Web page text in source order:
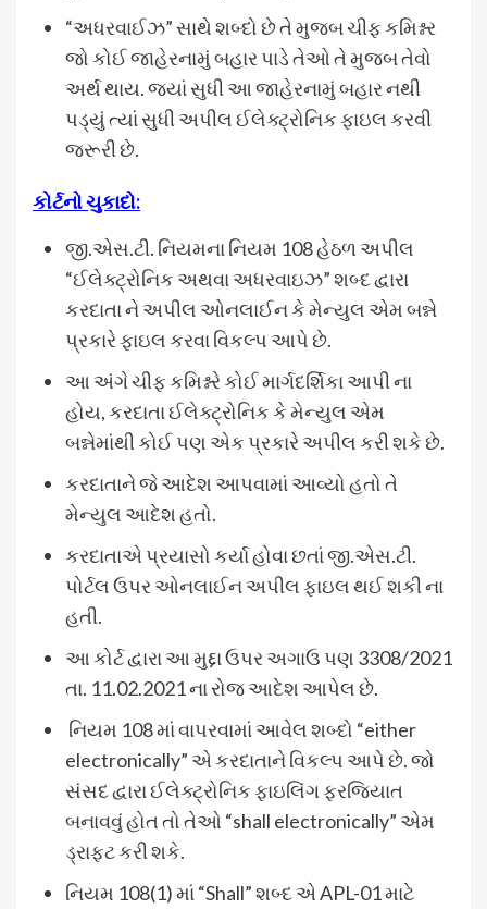
“અધરવાઈઝ” સાથે શબ્દો છે તે મુજબ ચીફ કમિશ્નર
જો કોઈ જાહેરનામું બહાર પાડે તેઓ તે મુજબ તેવો
અર્થ થાય. જ્યાં સુધી આ જાહેરનામું બહાર નથી
પડ્યું ત્યાં સુધી અપીલ ઈલેક્ટ્રોનિક ફાઇલ કરવી
જરૂરી છે.
કોર્ટનો ચુકાદો:
જી.એસ.ટી. નિયમના નિયમ 108 હેઠળ અપીલ
“ઈલેક્ટ્રોનિક અથવા અધરવાઇઝ” શબ્દ દ્વારા
કરદાતા ને અપીલ ઓનલાઈન કે મેન્યુલ એમ બન્ને
પ્રકારે ફાઇલ કરવા વિકલ્પ આપે છે.
આ અંગે ચીફ કમિશ્નરે કોઈ માર્ગદર્શિકા આપી ના
હોય, કરદાતા ઈલેક્ટ્રોનિક કે મેન્યુલ એમ
બન્નેમાંથી કોઈ પણ એક પ્રકારે અપીલ કરી શકે છે.
કરદાતાને જે આદેશ આપવામાં આવ્યો હતો તે
મેન્યુલ આદેશ હતો.
કરદાતાએ પ્રયાસો કર્યા હોવા છતાં જી.એસ.ટી.
પોર્ટલ ઉપર ઓનલાઈન અપીલ ફાઇલ થઈ શકી ના
હતી.
આ કોર્ટ દ્વારા આ મુદ્દા ઉપર અગાઉ પણ 3308/2021
તા. 11.02.2021 ના રોજ આદેશ આપેલ છે.
નિયમ 108 માં વાપરવામાં આવેલ શબ્દો “either
electronically” એ કરદાતાને વિકલ્પ આપે છે. જો
સંસદ દ્વારા ઈલેક્ટ્રોનિક ફાઇલિંગ ફરજિયાત
બનાવવું હોત તો તેઓ “shall electronically” એમ
ડ્રાફ્ટ કરી શકે.
નિયમ 108(1) માં “Shall” શબ્દ એ APL-01 માટે